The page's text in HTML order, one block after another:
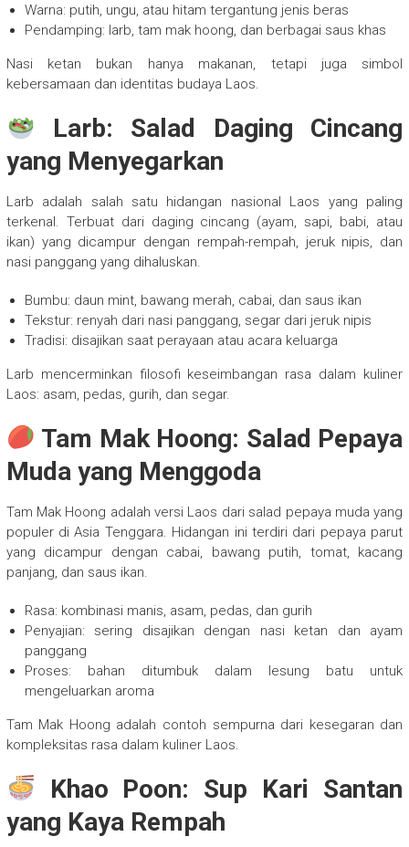
Warna: putih, ungu, atau hitam tergantung jenis beras
Pendamping: larb, tam mak hoong, dan berbagai saus khas
Nasi ketan bukan hanya makanan, tetapi juga simbol
kebersamaan dan identitas budaya Laos.
Larb: Salad Daging Cincang
yang Menyegarkan
Larb adalah salah satu hidangan nasional Laos yang paling
terkenal. Terbuat dari daging cincang (ayam, sapi, babi, atau
ikan) yang dicampur dengan rempah-rempah, jeruk nipis, dan
nasi panggang yang dihaluskan.
Bumbu: daun mint, bawang merah, cabai, dan saus ikan
Tekstur: renyah dari nasi panggang, segar dari jeruk nipis
Tradisi: disajikan saat perayaan atau acara keluarga
Larb mencerminkan filosofi keseimbangan rasa dalam kuliner
Laos: asam, pedas, gurih, dan segar.
Tam Mak Hoong: Salad Pepaya
Muda yang Menggoda
Tam Mak Hoong adalah versi Laos dari salad pepaya muda yang
populer di Asia Tenggara. Hidangan ini terdiri dari pepaya parut
yang dicampur dengan cabai, bawang putih, tomat, kacang
panjang, dan saus ikan.
Rasa: kombinasi manis, asam, pedas, dan gurih
Penyajian: sering disajikan dengan nasi ketan dan ayam
panggang
Proses: bahan ditumbuk dalam lesung batu untuk
mengeluarkan aroma
Tam Mak Hoong adalah contoh sempurna dari kesegaran dan
kompleksitas rasa dalam kuliner Laos.
Khao Poon: Sup Kari Santan
yang Kaya Rempah